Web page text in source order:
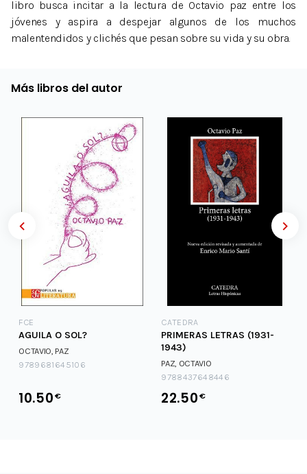
libro busca incitar a la lectura de Octavio paz entre los
jóvenes y aspira a despejar algunos de los muchos
malentendidos y clichés que pesan sobre su vida y su obra.
Más libros del autor
FCE
AGUILA O SOL?
OCTAVIO, PAZ
9789681645106
10.50€
CATEDRA
PRIMERAS LETRAS (1931-
1943)
PAZ, OCTAVIO
9788437648446
22.50€